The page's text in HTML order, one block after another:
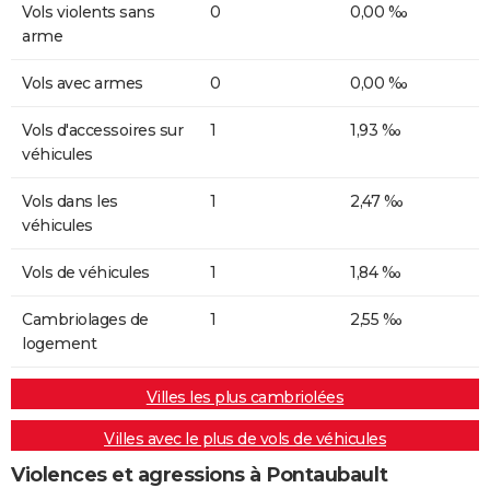
Vols violents sans
arme
0 0,00 ‰
Vols avec armes 0 0,00 ‰
Vols d'accessoires sur
véhicules
1 1,93 ‰
Vols dans les
véhicules
1 2,47 ‰
Vols de véhicules 1 1,84 ‰
Cambriolages de
logement
1 2,55 ‰
Villes les plus cambriolées
Villes avec le plus de vols de véhicules
Violences et agressions à Pontaubault